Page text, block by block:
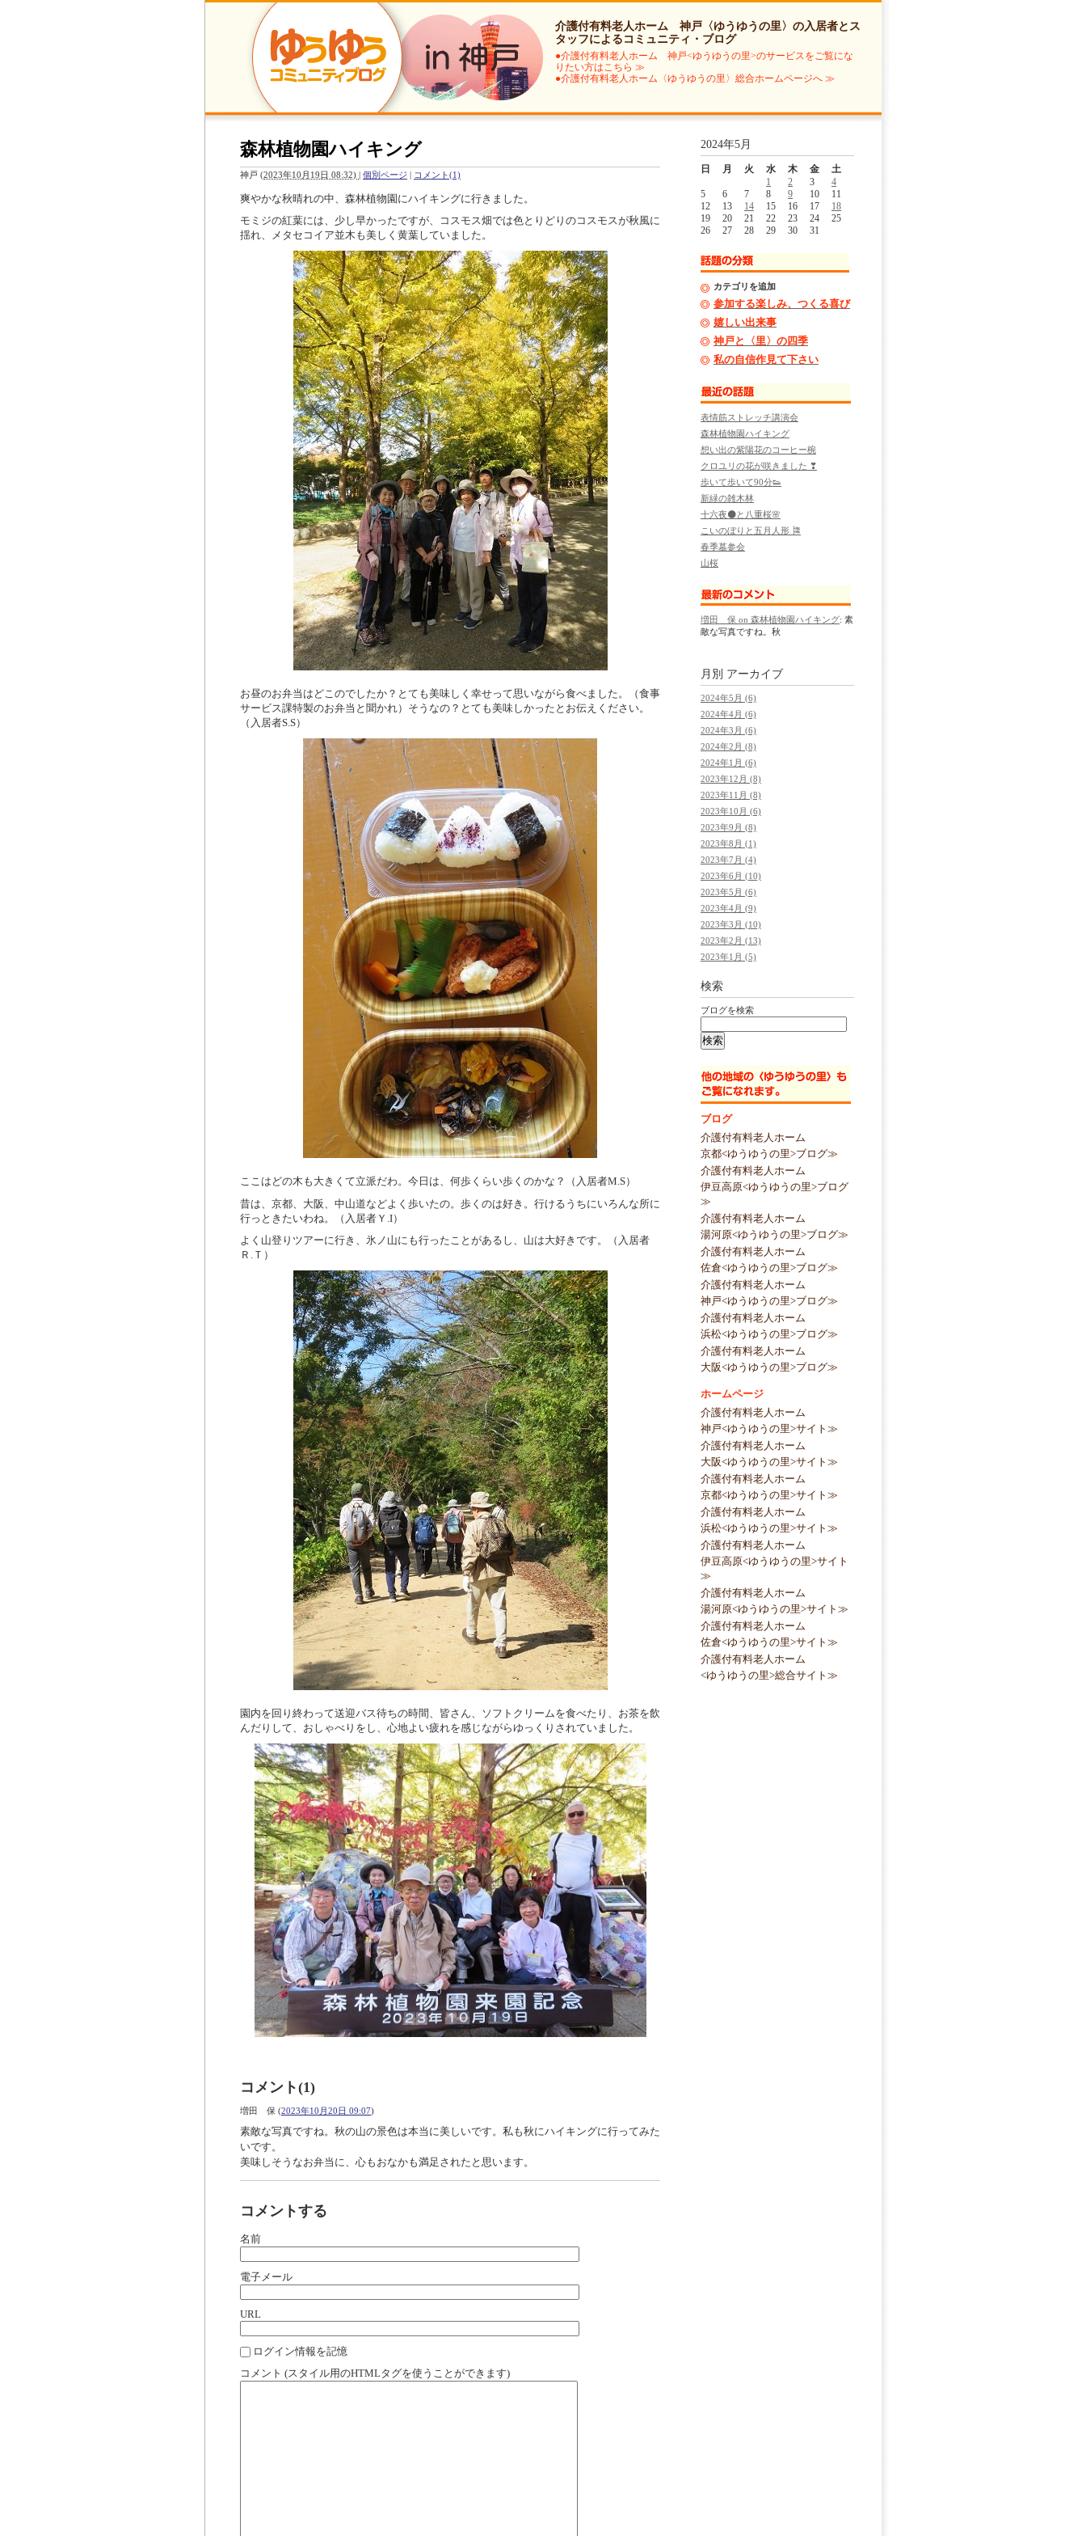
介護付有料老人ホーム 神戸〈ゆうゆうの里〉の入居者とス
タッフによるコミュニティ・ブログ
●介護付有料老人ホーム 神戸<ゆうゆうの里>のサービスをご覧にな
りたい方はこちら ≫
●介護付有料老人ホーム〈ゆうゆうの里〉総合ホームページへ ≫
森林植物園ハイキング
神戸 (2023年10月19日 08:32) | 個別ページ | コメント(1)
爽やかな秋晴れの中、森林植物園にハイキングに行きました。
モミジの紅葉には、少し早かったですが、コスモス畑では色とりどりのコスモスが秋風に
揺れ、メタセコイア並木も美しく黄葉していました。
お昼のお弁当はどこのでしたか？とても美味しく幸せって思いながら食べました。（食事
サービス課特製のお弁当と聞かれ）そうなの？とても美味しかったとお伝えください。
（入居者S.S）
ここはどの木も大きくて立派だわ。今日は、何歩くらい歩くのかな？（入居者M.S）
昔は、京都、大阪、中山道などよく歩いたの。歩くのは好き。行けるうちにいろんな所に
行っときたいわね。（入居者Ｙ.I）
よく山登りツアーに行き、氷ノ山にも行ったことがあるし、山は大好きです。（入居者
Ｒ.Ｔ）
園内を回り終わって送迎バス待ちの時間、皆さん、ソフトクリームを食べたり、お茶を飲
んだりして、おしゃべりをし、心地よい疲れを感じながらゆっくりされていました。
コメント(1)
増田 保 (2023年10月20日 09:07)
素敵な写真ですね。秋の山の景色は本当に美しいです。私も秋にハイキングに行ってみた
いです。
美味しそうなお弁当に、心もおなかも満足されたと思います。
コメントする
名前
電子メール
URL
ログイン情報を記憶
コメント (スタイル用のHTMLタグを使うことができます)
2024年5月
日 月 火 水 木 金
土
1
2 3
4
5
6 7 8 9 10
11
12
13 14 15 16 17
18
19
20 21 22 23 24
25
26
27 28 29 30 31
カテゴリを追加
参加する楽しみ、つくる喜び
嬉しい出来事
神戸と〈里〉の四季
私の自信作見て下さい
表情筋ストレッチ講演会
森林植物園ハイキング
想い出の紫陽花のコーヒー椀
クロユリの花が咲きました ❣
歩いて歩いて90分👟
新緑の雑木林
十六夜🌑と八重桜🌸
こいのぼりと五月人形 🎏
春季墓参会
山桜
増田 保 on 森林植物園ハイキング: 素
敵な写真ですね。秋
月別 アーカイブ
2024年5月 (6)
2024年4月 (6)
2024年3月 (6)
2024年2月 (8)
2024年1月 (6)
2023年12月 (8)
2023年11月 (8)
2023年10月 (6)
2023年9月 (8)
2023年8月 (1)
2023年7月 (4)
2023年6月 (10)
2023年5月 (6)
2023年4月 (9)
2023年3月 (10)
2023年2月 (13)
2023年1月 (5)
検索
ブログを検索
ブログ
介護付有料老人ホーム
京都<ゆうゆうの里>ブログ≫
介護付有料老人ホーム
伊豆高原<ゆうゆうの里>ブログ
≫
介護付有料老人ホーム
湯河原<ゆうゆうの里>ブログ≫
介護付有料老人ホーム
佐倉<ゆうゆうの里>ブログ≫
介護付有料老人ホーム
神戸<ゆうゆうの里>ブログ≫
介護付有料老人ホーム
浜松<ゆうゆうの里>ブログ≫
介護付有料老人ホーム
大阪<ゆうゆうの里>ブログ≫
ホームページ
介護付有料老人ホーム
神戸<ゆうゆうの里>サイト≫
介護付有料老人ホーム
大阪<ゆうゆうの里>サイト≫
介護付有料老人ホーム
京都<ゆうゆうの里>サイト≫
介護付有料老人ホーム
浜松<ゆうゆうの里>サイト≫
介護付有料老人ホーム
伊豆高原<ゆうゆうの里>サイト
≫
介護付有料老人ホーム
湯河原<ゆうゆうの里>サイト≫
介護付有料老人ホーム
佐倉<ゆうゆうの里>サイト≫
介護付有料老人ホーム
<ゆうゆうの里>総合サイト≫